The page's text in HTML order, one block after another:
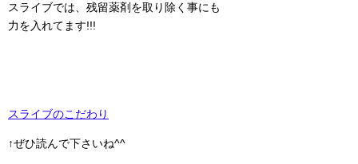
スライブでは、残留薬剤を取り除く事にも
力を入れてます!!!
スライブのこだわり
↑ぜひ読んで下さいね^^